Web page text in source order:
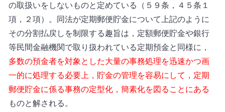
の取扱いをしないものと定めている（５９条，４５条１
項，２項）。同法が定期郵便貯金について上記のように
その分割払戻しを制限する趣旨は，定額郵便貯金や銀行
等民間金融機関で取り扱われている定期預金と同様に，
多数の預金者を対象とした大量の事務処理を迅速かつ画
一的に処理する必要上，貯金の管理を容易にして，定期
郵便貯金に係る事務の定型化，簡素化を図ることにある
ものと解される。